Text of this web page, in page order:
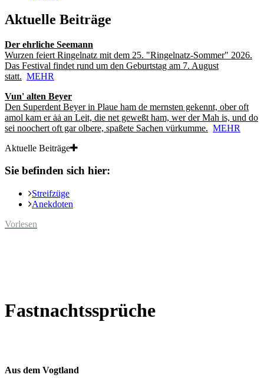
Aktuelle Beiträge
Der ehrliche Seemann
Wurzen feiert Ringelnatz mit dem 25. "Ringelnatz-Sommer" 2026.
Das Festival findet rund um den Geburtstag am 7. August
statt. MEHR
Vun' alten Beyer
Den Superdent Beyer in Plaue ham de mernsten gekennt, ober oft
amol kam er ȧȧ an Leit, die net geweßt ham, wer der Mah is, und do
sei noochert oft gar olbere, spaßete Sachen vürkumme. MEHR
Aktuelle Beiträge
Sie befinden sich hier:
Streifzüge
Anekdoten
Vorlesen
Fastnachtssprüche
Aus dem Vogtland